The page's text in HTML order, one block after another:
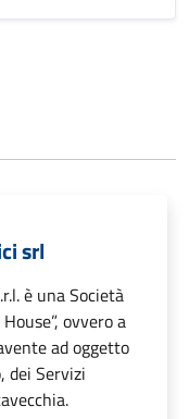
srl
è una Società
ovvero a
ad oggetto
dei Servizi